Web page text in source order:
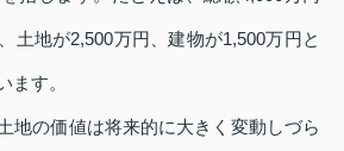
土地が2,500万円、建物が1,500万円と
ます。
地の価値は将来的に大きく変動しづら